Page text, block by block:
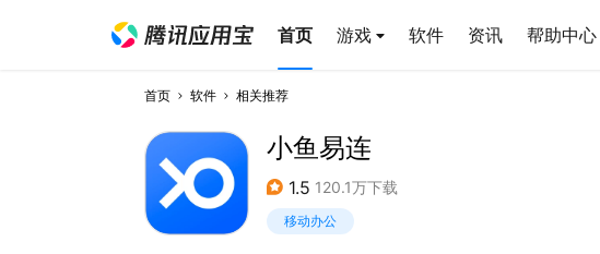
首页 游戏 软件 资讯 帮助中心
首页 软件 相关推荐
小鱼易连
1.5 120.1万下载
移动办公